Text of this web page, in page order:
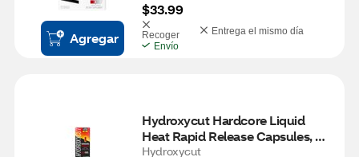
Agregar
$33.99
Recoger
Entrega el mismo día
Envío
Hydroxycut Hardcore Liquid
Heat Rapid Release Capsules, 60
CT
Hydroxycut